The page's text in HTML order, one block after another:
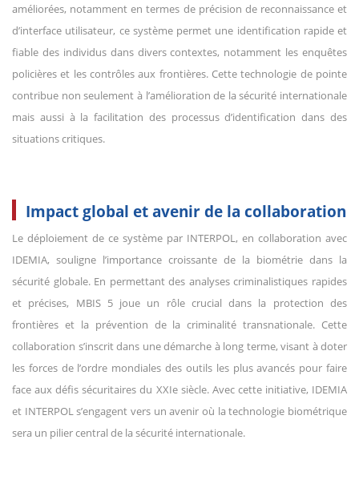
améliorées, notamment en termes de précision de reconnaissance et
d’interface utilisateur, ce système permet une identification rapide et
fiable des individus dans divers contextes, notamment les enquêtes
policières et les contrôles aux frontières. Cette technologie de pointe
contribue non seulement à l’amélioration de la sécurité internationale
mais aussi à la facilitation des processus d’identification dans des
situations critiques.
Impact global et avenir de la collaboration
Le déploiement de ce système par INTERPOL, en collaboration avec
IDEMIA, souligne l’importance croissante de la biométrie dans la
sécurité globale. En permettant des analyses criminalistiques rapides
et précises, MBIS 5 joue un rôle crucial dans la protection des
frontières et la prévention de la criminalité transnationale. Cette
collaboration s’inscrit dans une démarche à long terme, visant à doter
les forces de l’ordre mondiales des outils les plus avancés pour faire
face aux défis sécuritaires du XXIe siècle. Avec cette initiative, IDEMIA
et INTERPOL s’engagent vers un avenir où la technologie biométrique
sera un pilier central de la sécurité internationale.